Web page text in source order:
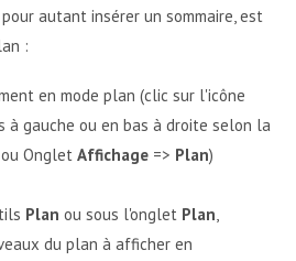
autant insérer un sommaire, est
:
en mode plan (clic sur l'icône
à gauche ou en bas à droite selon la
ou Onglet Affichage => Plan)
Plan ou sous l'onglet Plan,
du plan à afficher en